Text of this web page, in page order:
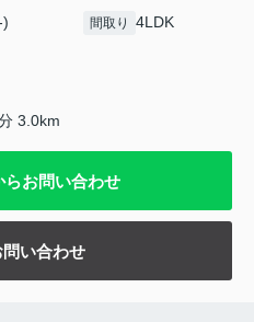
間取り 4LDK
3.0km
らお問い合わせ
問い合わせ